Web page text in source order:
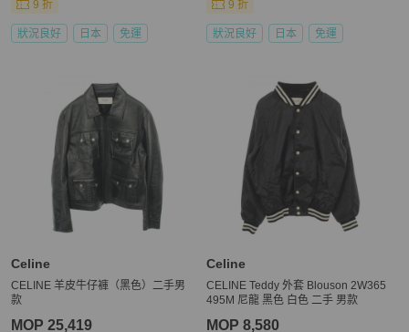
9 折
狀況良好 日本 免運
9 折
狀況良好 日本 免運
Celine
CELINE 羊皮牛仔褲（黑色）二手男
款
MOP 25,419
Celine
CELINE Teddy 外套 Blouson 2W365
495M 尼龍 黑色 白色 二手 男款
MOP 8,580